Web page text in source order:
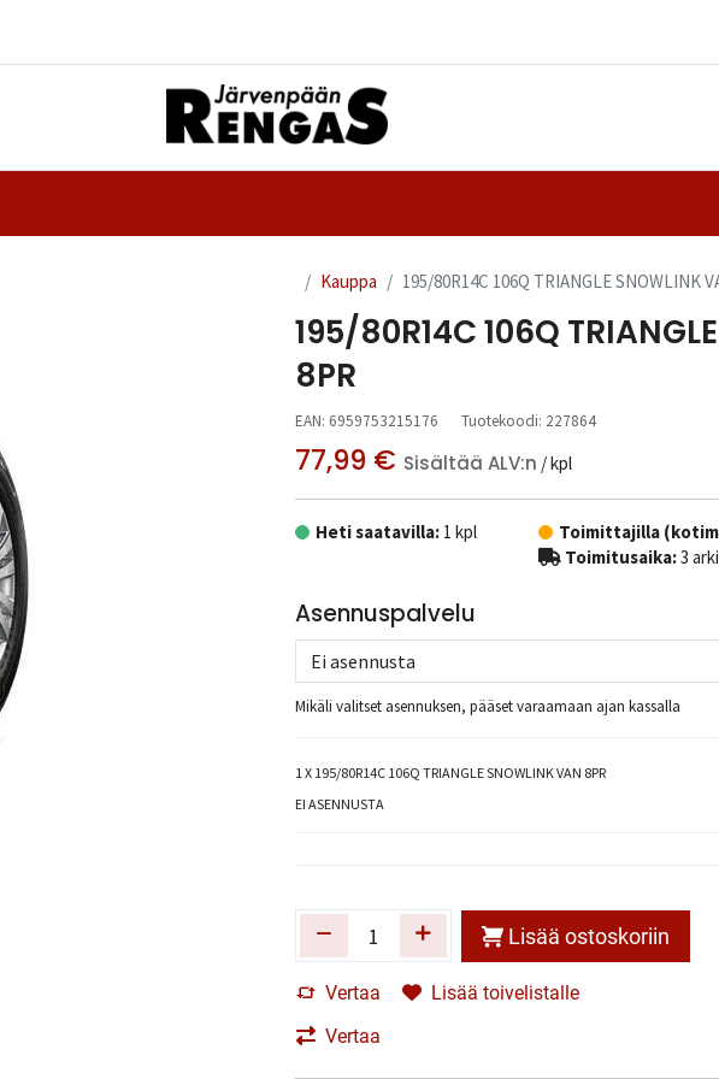
Kauppa 195/80R14C 106Q TRIANGLE SNOWLINK
195/80R14C 106Q
8PR
EAN: 6959753215176 Tuotekoodi: 227864
77,99 € Sisältää ALV:n / kpl
Heti saatavilla: 1 kpl Toimittajilla
Toimitusaika:3
Asennuspalvelu
Mikäli valitset asennuksen, pääset varaamaan ajan kassalla
1X 195/80R14C 106Q TRIANGLE SNOWLINK VAN 8PR
EI ASENNUSTA
Lisää ostoskoriin
Vertaa
Lisää toivelistalle
Vertaa